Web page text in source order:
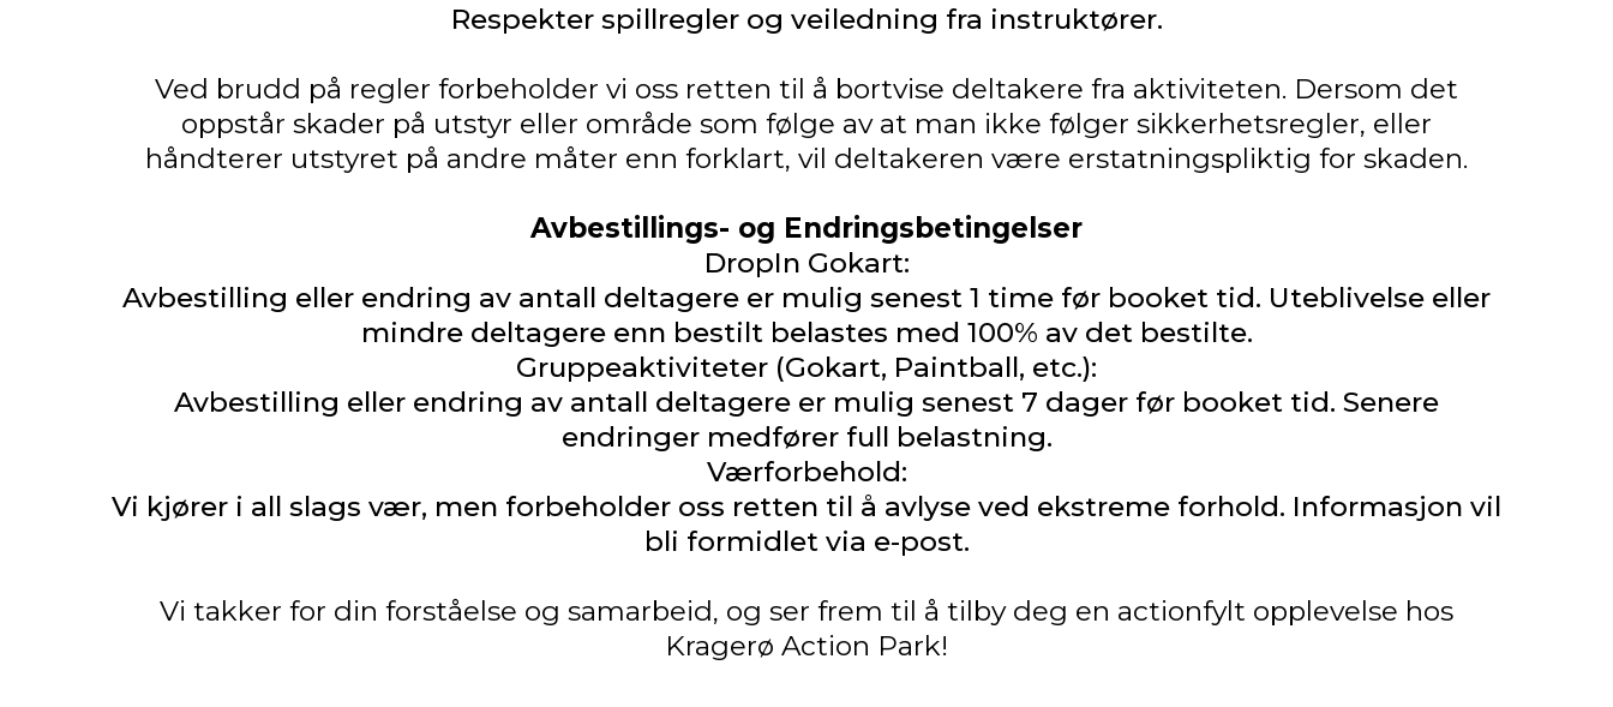
Respekter spillregler og veiledning fra instruktører.
Ved brudd på regler forbeholder vi oss retten til å bortvise deltakere fra aktiviteten. Dersom det
oppstår skader på utstyr eller område som følge av at man ikke følger sikkerhetsregler, eller
håndterer utstyret på andre måter enn forklart, vil deltakeren være erstatningspliktig for skaden.
Avbestillings- og Endringsbetingelser
DropIn Gokart:
Avbestilling eller endring av antall deltagere er mulig senest 1 time før booket tid. Uteblivelse eller
mindre deltagere enn bestilt belastes med 100% av det bestilte.
Gruppeaktiviteter (Gokart, Paintball, etc.):
Avbestilling eller endring av antall deltagere er mulig senest 7 dager før booket tid. Senere
endringer medfører full belastning.
Værforbehold:
Vi kjører i all slags vær, men forbeholder oss retten til å avlyse ved ekstreme forhold. Informasjon vil
bli formidlet via e-post.
Vi takker for din forståelse og samarbeid, og ser frem til å tilby deg en actionfylt opplevelse hos
Kragerø Action Park!